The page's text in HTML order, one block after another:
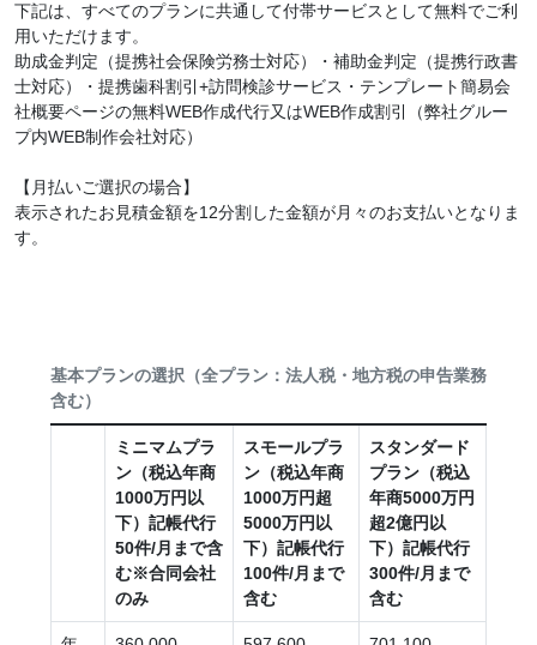
下記は、すべてのプランに共通して付帯サービスとして無料でご利
用いただけます。
助成金判定（提携社会保険労務士対応）・補助金判定（提携行政書
士対応）・提携歯科割引+訪問検診サービス・テンプレート簡易会
社概要ページの無料WEB作成代行又はWEB作成割引（弊社グルー
プ内WEB制作会社対応）
【月払いご選択の場合】
表示されたお見積金額を12分割した金額が月々のお支払いとなりま
す。
基本プランの選択（全プラン：法人税・地方税の申告業務
含む）
ミニマムプラ
ン（税込年商
1000万円以
下）記帳代行
50件/月まで含
む※合同会社
のみ
スモールプラ
ン（税込年商
1000万円超
5000万円以
下）記帳代行
100件/月まで
含む
スタンダード
プラン（税込
年商5000万円
超2億円以
下）記帳代行
300件/月まで
含む